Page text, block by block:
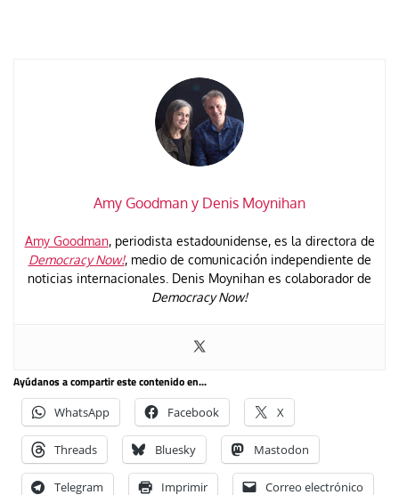
Amy Goodman y Denis Moynihan
Amy Goodman, periodista estadounidense, es la directora de
Democracy Now!, medio de comunicación independiente de
noticias internacionales. Denis Moynihan es colaborador de
Democracy Now!
Ayúdanos a compartir este contenido en...
WhatsApp Facebook X
Threads Bluesky Mastodon
Telegram Imprimir Correo electrónico